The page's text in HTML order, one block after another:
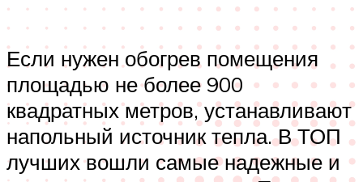
Если нужен обогрев помещения
площадью не более 900
квадратных метров, устанавливают
напольный источник тепла. В ТОП
лучших вошли самые надежные и